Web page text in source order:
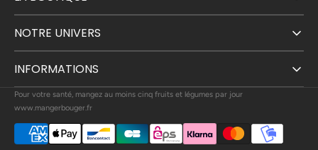
NOTRE UNIVERS
INFORMATIONS
Pour votre santé, mangez au moins cinq fruits et légumes par jour
www.mangerbouger.fr